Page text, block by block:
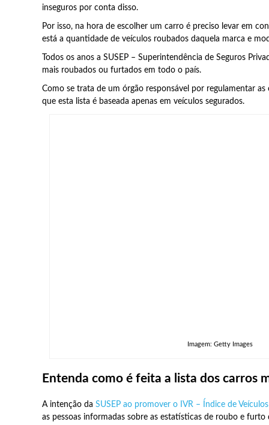
inseguros por conta disso.
Por isso, na hora de escolher um carro é preciso levar em
está a quantidade de veículos roubados daquela marca e
Todos os anos a SUSEP – Superintendência de Seguros
mais roubados ou furtados em todo o país.
Como se trata de um órgão responsável por regulamentar as
que esta lista é baseada apenas em veículos segurados.
Imagem: Getty Images
Entenda como é feita a lista dos carros
A intenção da SUSEP ao promover o IVR – Índice de
as pessoas informadas sobre as estatísticas de roubo e